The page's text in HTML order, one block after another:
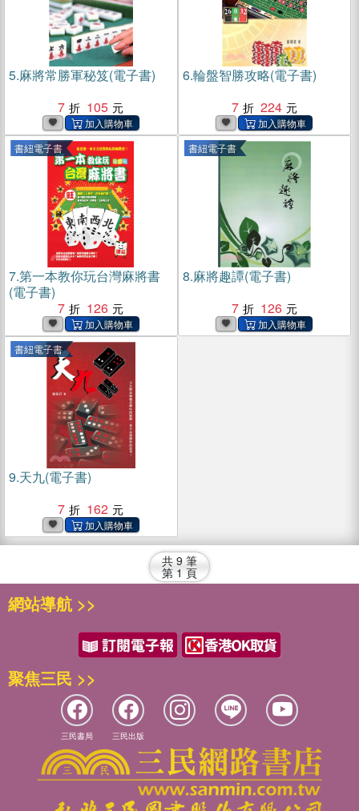
5.麻將常勝軍秘笈(電子書)
7
105
6.輪盤智勝攻略(電子書)
7
224
書紐電子書
7.第一本教你玩台灣麻將書
(電子書)
7
126
書紐電子書
8.麻將趣譚(電子書)
7
126
書紐電子書
9.天九(電子書)
7
162
共 9 筆
第 1 頁
網站導航 >>
聚焦三民 >>
三民書局 三民出版